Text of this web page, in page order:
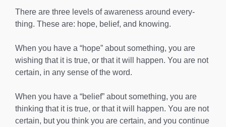
There are three levels of awareness around every­
thing. These are: hope, belief, and knowing.
When you have a “hope” about something, you are
wishing that it is true, or that it will happen. You are not
certain, in any sense of the word.
When you have a “belief” about something, you are
thinking that it is true, or that it will happen. You are not
certain, but you think you are certain, and you continue